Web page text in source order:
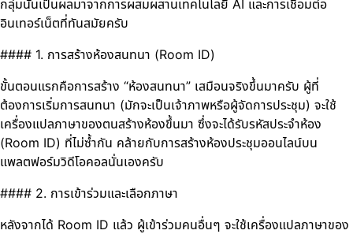
กลุ่มนั้นเป็นผลมาจากการผสมผสานเทคโนโลยี AI และการเชื่อมต่อ
อินเทอร์เน็ตที่ทันสมัยครับ
#### 1. การสร้างห้องสนทนา (Room ID)
ขั้นตอนแรกคือการสร้าง “ห้องสนทนา” เสมือนจริงขึ้นมาครับ ผู้ที่
ต้องการเริ่มการสนทนา (มักจะเป็นเจ้าภาพหรือผู้จัดการประชุม) จะใช้
เครื่องแปลภาษาของตนสร้างห้องขึ้นมา ซึ่งจะได้รับรหัสประจำห้อง
(Room ID) ที่ไม่ซ้ำกัน คล้ายกับการสร้างห้องประชุมออนไลน์บน
แพลตฟอร์มวิดีโอคอลนั่นเองครับ
#### 2. การเข้าร่วมและเลือกภาษา
หลังจากได้ Room ID แล้ว ผู้เข้าร่วมคนอื่นๆ จะใช้เครื่องแปลภาษาของ